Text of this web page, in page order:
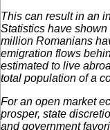
This can result in an
Statistics have
million Romanians
emigration flows
estimated to live
total population of a
For an open market
prosper, state
and government